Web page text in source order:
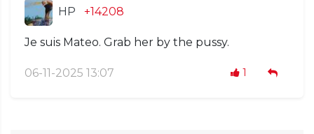
HP +14208
Je suis Mateo. Grab her by the pussy.
06-11-2025 13:07 1